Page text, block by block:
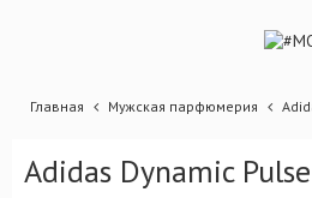
Главная Мужская парфюмерия
Adidas Dynamic